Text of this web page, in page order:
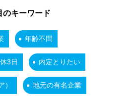
のキーワード
年齢不問
3日 内定とりたい
地元の有名企業